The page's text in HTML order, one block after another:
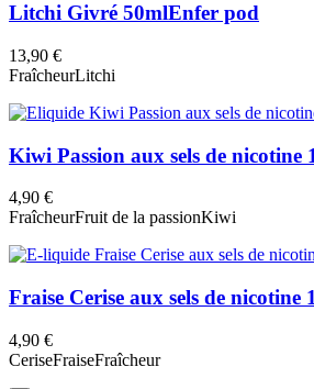
Litchi Givré 50mlEnfer pod
13,90 €
FraîcheurLitchi
Kiwi Passion aux sels de nicotine
4,90 €
FraîcheurFruit de la passionKiwi
Fraise Cerise aux sels de nicotine
4,90 €
CeriseFraiseFraîcheur